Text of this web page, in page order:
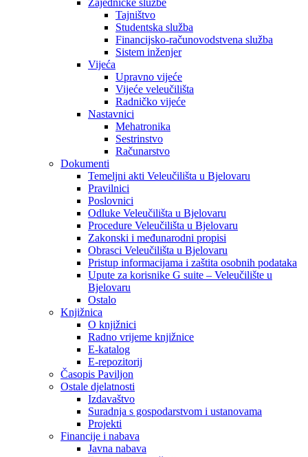
Tajništvo
Studentska služba
Financijsko-računovodstvena služba
Sistem inženjer
Vijeća
Upravno vijeće
Vijeće veleučilišta
Radničko vijeće
Nastavnici
Mehatronika
Sestrinstvo
Računarstvo
Dokumenti
Temeljni akti Veleučilišta u Bjelovaru
Pravilnici
Poslovnici
Odluke Veleučilišta u Bjelovaru
Procedure Veleučilišta u Bjelovaru
Zakonski i međunarodni propisi
Obrasci Veleučilišta u Bjelovaru
Pristup informacijama i zaštita osobnih podataka
Upute za korisnike G suite – Veleučilište u
Bjelovaru
Ostalo
Knjižnica
O knjižnici
Radno vrijeme knjižnice
E-katalog
E-repozitorij
Časopis Paviljon
Ostale djelatnosti
Izdavaštvo
Suradnja s gospodarstvom i ustanovama
Projekti
Financije i nabava
Javna nabava